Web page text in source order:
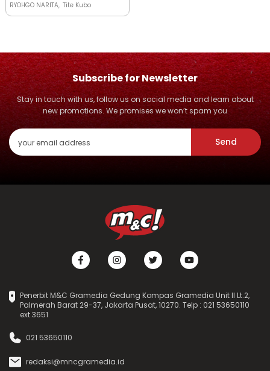
RYOHGO NARITA Tite Kubo
Subscribe for Newsletter
Stay in touch with us, follow us on social media and learn about
new promotions. We promises we won’t spam you
Send
Penerbit M&C Gramedia Gedung Kompas Gramedia Unit II Lt.2,
Palmerah Barat 29-37, Jakarta Pusat, 10270. Telp : 021 53650110
ext.3651
021 53650110
redaksi@mncgramedia.id